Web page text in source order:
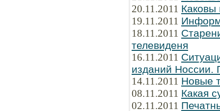
20.11.2011 Каковы
19.11.2011
18.11.2011
телевиденя
16.11.2011
изданий Hоссии.
14.11.2011 Новые
08.11.2011 Какая
02.11.2011